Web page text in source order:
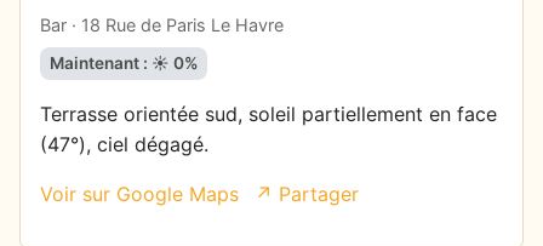
Bar · 18 Rue de Paris Le Havre
Maintenant : ☀️ 0%
Terrasse orientée sud, soleil partiellement en face
(47°), ciel dégagé.
Voir sur Google Maps ↗ Partager